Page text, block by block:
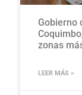
Gobierno
zonas
LEER MÁS »